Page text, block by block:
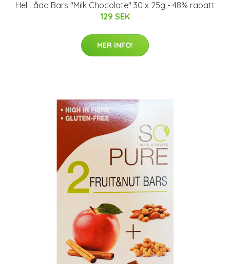
Hel Låda Bars "Milk Chocolate" 30 x 25g - 48% rabatt
129 SEK
MER INFO!